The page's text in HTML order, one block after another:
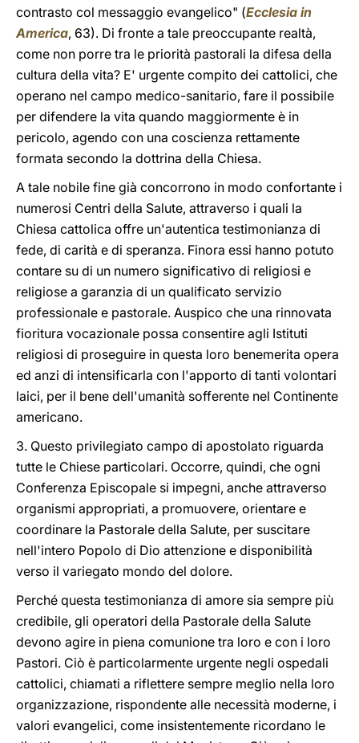
contrasto col messaggio evangelico" (Ecclesia in
America, 63). Di fronte a tale preoccupante realtà,
come non porre tra le priorità pastorali la difesa della
cultura della vita? E' urgente compito dei cattolici, che
operano nel campo medico-sanitario, fare il possibile
per difendere la vita quando maggiormente è in
pericolo, agendo con una coscienza rettamente
formata secondo la dottrina della Chiesa.
A tale nobile fine già concorrono in modo confortante i
numerosi Centri della Salute, attraverso i quali la
Chiesa cattolica offre un'autentica testimonianza di
fede, di carità e di speranza. Finora essi hanno potuto
contare su di un numero significativo di religiosi e
religiose a garanzia di un qualificato servizio
professionale e pastorale. Auspico che una rinnovata
fioritura vocazionale possa consentire agli Istituti
religiosi di proseguire in questa loro benemerita opera
ed anzi di intensificarla con l'apporto di tanti volontari
laici, per il bene dell'umanità sofferente nel Continente
americano.
3. Questo privilegiato campo di apostolato riguarda
tutte le Chiese particolari. Occorre, quindi, che ogni
Conferenza Episcopale si impegni, anche attraverso
organismi appropriati, a promuovere, orientare e
coordinare la Pastorale della Salute, per suscitare
nell'intero Popolo di Dio attenzione e disponibilità
verso il variegato mondo del dolore.
Perché questa testimonianza di amore sia sempre più
credibile, gli operatori della Pastorale della Salute
devono agire in piena comunione tra loro e con i loro
Pastori. Ciò è particolarmente urgente negli ospedali
cattolici, chiamati a riflettere sempre meglio nella loro
organizzazione, rispondente alle necessità moderne, i
valori evangelici, come insistentemente ricordano le